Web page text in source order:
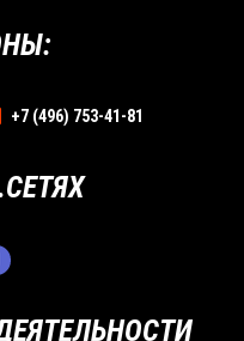
+7 (496) 753-41-81